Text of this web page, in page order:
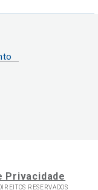
Privacidade
DIREITOS RESERVADOS